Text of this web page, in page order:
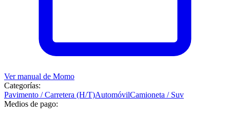
Ver manual de Momo
Categorías:
Pavimento / Carretera (H/T)AutomóvilCamioneta / Suv
Medios de pago: